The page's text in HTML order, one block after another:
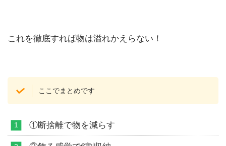
これを徹底すれば物は溢れかえらない！
ここでまとめです
①断捨離で物を減らす